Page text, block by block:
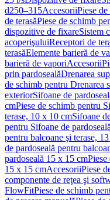
d250–315AccesoriiPiese
de terasăPiese de schimb
dispozitive de fixareSistem
acoperişuluiReceptori de
terasăElemente barieră de
barieră de vaporiAccesorii
prin pardosealăDrenarea
de schimb pentru Drenarea
exteriorSifoane de
cmPiese de schimb pentru
terase, 10 x 10 cmSifoane
pentru Sifoane de
pentru balcoane şi terase,
de pardoseală pentru
pardoseală 15 x 15 cmPiese
15 x 15 cmAccesoriiPiese
componente de reţea şi
FlowFitPiese de schimb